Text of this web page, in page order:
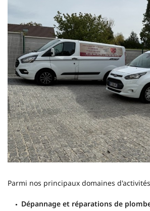
Parmi nos principaux domaines
Dépannage et réparations de